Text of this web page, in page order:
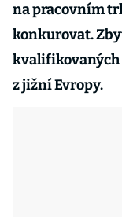
na pracovním
konkurovat.
kvalifikovaných
z jižní Evropy.